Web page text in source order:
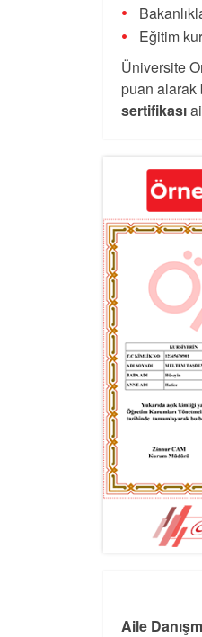
Eğitim
Üniversite
puan alarak
sertifikası
Aile